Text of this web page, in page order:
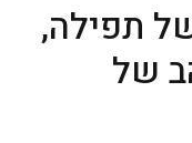
תפילה,
של